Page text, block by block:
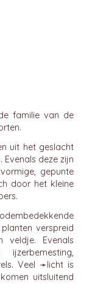
familie van de
uit het geslacht
. Evenals deze zijn
gepunte
door het kleine
.
verspreid
veldje. Evenals
. Veel ➛licht is
uitsluitend